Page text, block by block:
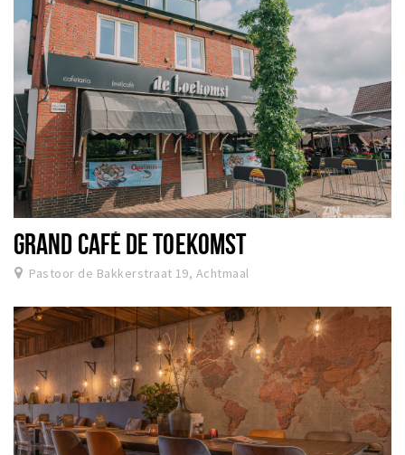
GRAND CAFÉ DE TOEKOMST
Pastoor de Bakkerstraat 19, Achtmaal